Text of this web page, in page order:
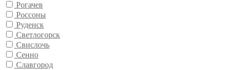
Рогачев
Россоны
Руденск
Светлогорск
Свислочь
Сенно
Славгород